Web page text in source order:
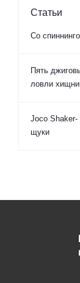
Статьи
Со
Пять
ловли
Joco Shaker-
щуки